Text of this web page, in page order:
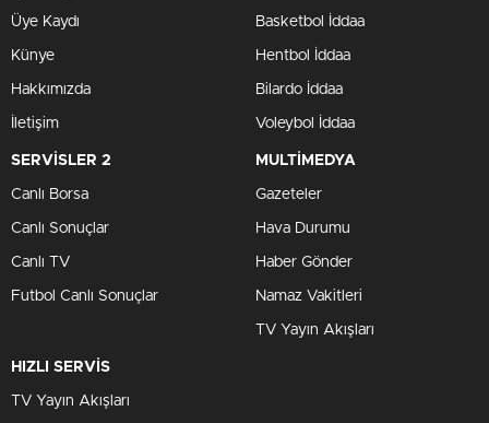
Üye Kaydı
Künye
Hakkımızda
İletişim
Basketbol İddaa
Hentbol İddaa
Bilardo İddaa
Voleybol İddaa
SERVİSLER 2
Canlı Borsa
Canlı Sonuçlar
Canlı TV
Futbol Canlı Sonuçlar
MULTİMEDYA
Gazeteler
Hava Durumu
Haber Gönder
Namaz Vakitleri
TV Yayın Akışları
HIZLI SERVİS
TV Yayın Akışları